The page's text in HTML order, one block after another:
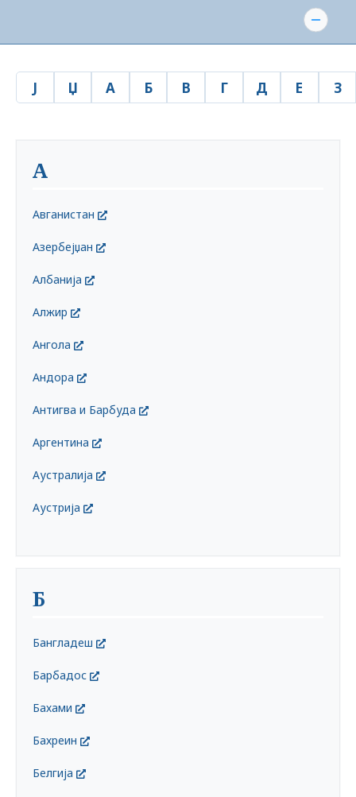
Ј Џ А Б В Г Д Е З
А
Авганистан
Азербејџан
Албанија
Алжир
Ангола
Андора
Антигва и Барбуда
Аргентина
Аустралија
Аустрија
Б
Бангладеш
Барбадос
Бахами
Бахреин
Белгија